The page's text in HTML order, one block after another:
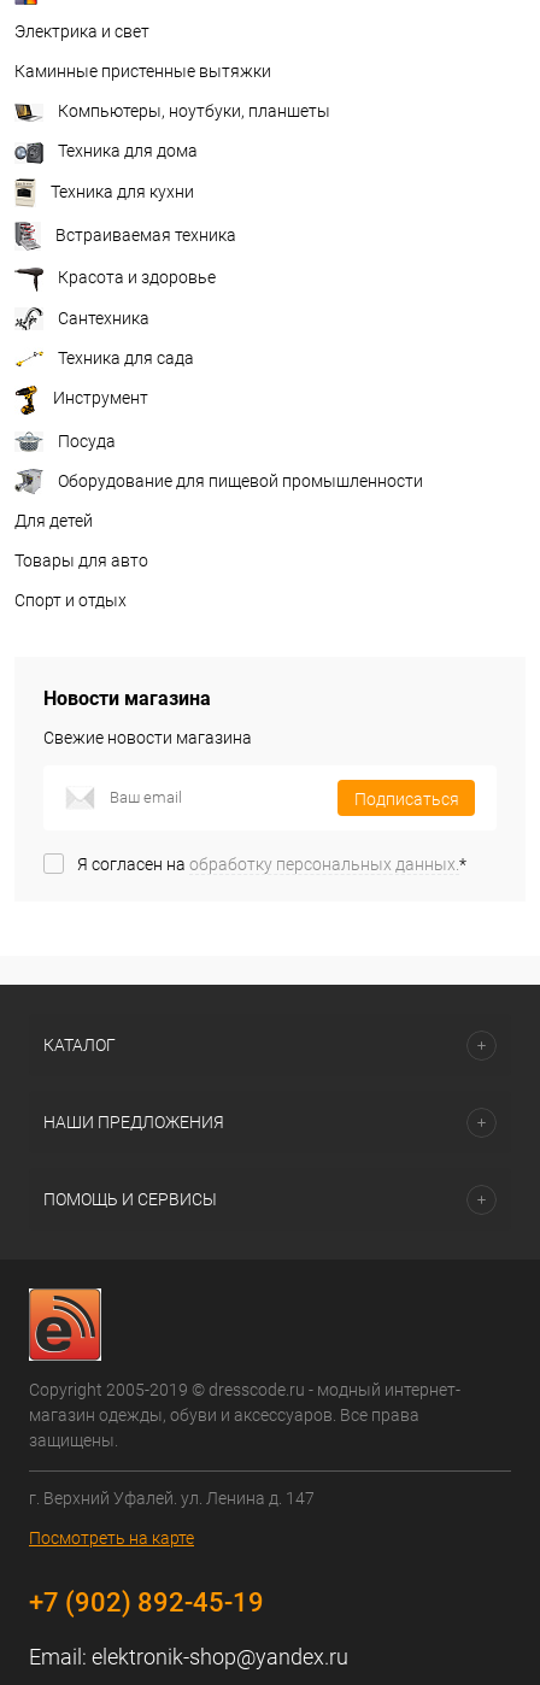
Электрика и свет
Каминные пристенные вытяжки
Компьютеры, ноутбуки, планшеты
Техника для дома
Техника для кухни
Встраиваемая техника
Красота и здоровье
Сантехника
Техника для сада
Инструмент
Посуда
Оборудование для пищевой промышленности
Для детей
Товары для авто
Спорт и отдых
Новости магазина
Свежие новости магазина
Подписаться
Я согласен на обработку персональных данных. *
КАТАЛОГ
НАШИ ПРЕДЛОЖЕНИЯ
ПОМОЩЬ И СЕРВИСЫ
Copyright 2005-2019 © dresscode.ru - модный интернет-
магазин одежды, обуви и аксессуаров. Все права
защищены.
г. Верхний Уфалей. ул. Ленина д. 147
Посмотреть на карте
+7 (902) 892-45-19
Email: elektronik-shop@yandex.ru